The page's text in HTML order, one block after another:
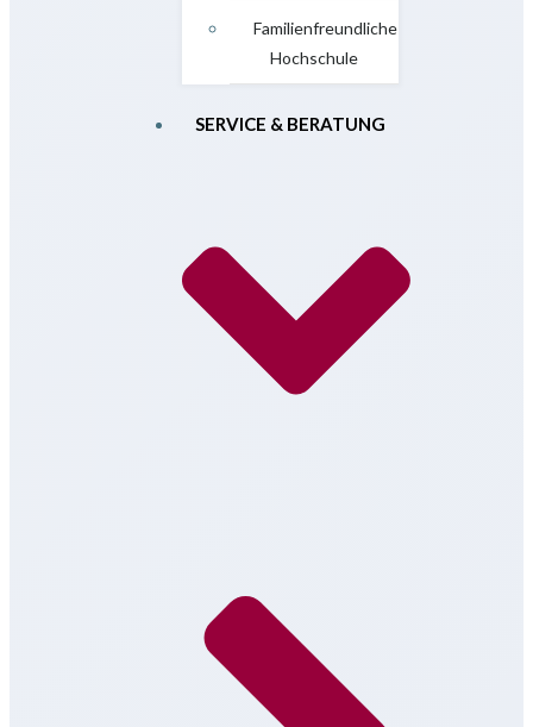
Familienfreundliche
Hochschule
SERVICE & BERATUNG